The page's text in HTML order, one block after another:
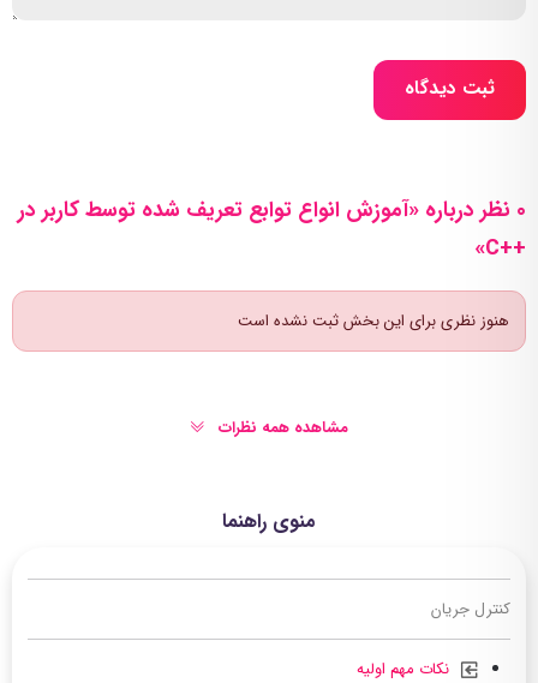
منوی راهنما
کنترل جریان
نکات مهم اولیه
ثبت دیدگاه
0 نظر درباره «آموزش انواع توابع تعریف شده توسط کاربر در
++C»
هنوز نظری برای این بخش ثبت نشده است
مشاهده همه نظرات